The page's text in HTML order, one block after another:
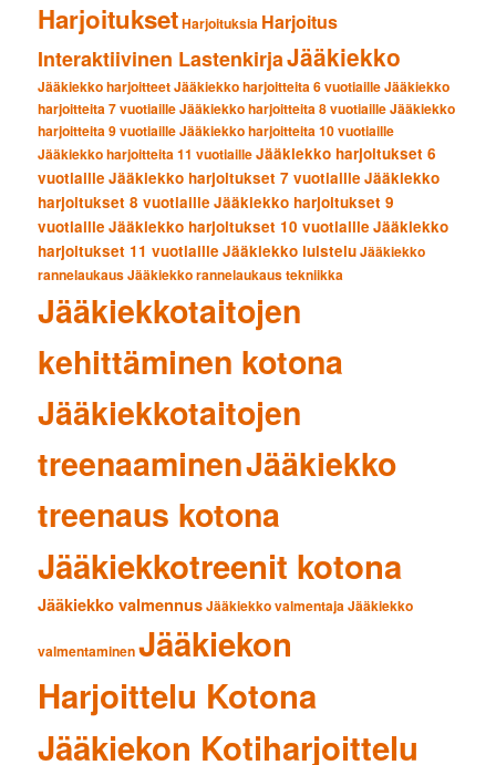
HarjoituksetHarjoituksia Harjoitus
Interaktiivinen LastenkirjaJääkiekko
Jääkiekko harjoitteetJääkiekko harjoitteita 6 vuotiailleJääkiekko
harjoitteita 7 vuotiailleJääkiekko harjoitteita 8 vuotiailleJääkiekko
harjoitteita 9 vuotiailleJääkiekko harjoitteita 10 vuotiaille
Jääkiekko harjoitteita 11 vuotiailleJääkiekko harjoitukset 6
vuotiaille Jääkiekko harjoitukset 7 vuotiaille Jääkiekko
harjoitukset 8 vuotiaille Jääkiekko harjoitukset 9
vuotiaille Jääkiekko harjoitukset 10 vuotiaille Jääkiekko
harjoitukset 11 vuotiaille Jääkiekko luisteluJääkiekko
rannelaukausJääkiekko rannelaukaus tekniikka
Jääkiekkotaitojen
kehittäminen kotona
Jääkiekkotaitojen
treenaaminenJääkiekko
treenaus kotona
Jääkiekkotreenit kotona
Jääkiekko valmennusJääkiekko valmentajaJääkiekko
valmentaminenJääkiekon
Harjoittelu Kotona
Jääkiekon Kotiharjoittelu